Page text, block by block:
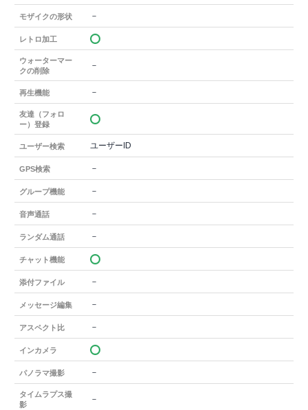
モザイクの形状 －
レトロ加工
ウォーターマー
クの削除
－
再生機能 －
友達（フォロ
ー）登録
ユーザー検索 ユーザーID
GPS検索 －
グループ機能 －
音声通話 －
ランダム通話 －
チャット機能
添付ファイル －
メッセージ編集 －
アスペクト比 －
インカメラ
パノラマ撮影 －
タイムラプス撮
影
－